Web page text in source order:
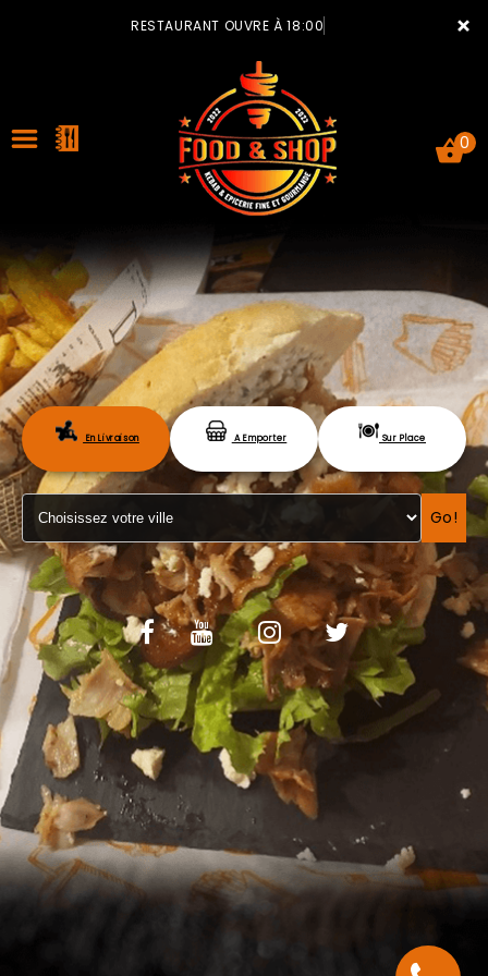
×
RESTAURANT OUVRE À 18:00
ACCUEIL
LA CARTE
VOTRE COMPTE
NOTRE RESTAURANT
VOS AVIS
MENTIONS LÉGALES
C.G.V
0
En Livraison A Emporter Sur Place
Go!